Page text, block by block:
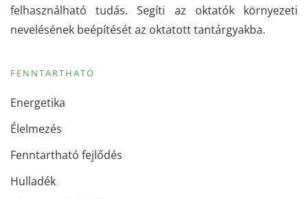
felhasználható tudás. Segíti az oktatók környezeti
nevelésének beépítését az oktatott tantárgyakba.
FENNTARTHATÓ
Energetika
Élelmezés
Fenntartható fejlődés
Hulladék